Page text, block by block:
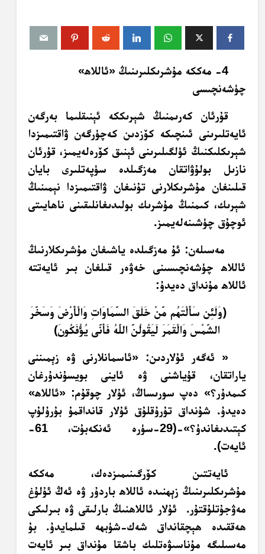
4- مەككە مۇشرىكلىرىنىڭ «ئاللاھ»
چۈشەنچىسى
قۇرئان كەرىمنىڭ شېرىككە ئېنىقلىما بەرگەن
ئايەتلىرىنى ئىنچىكە كۆزدىن كەچۈرگەن ۋاقتىمىزدا
شېرىكلىكنىڭ ئۈلگىلىرىنى ئېنىق كۆرەلەيمىز، قۇرئان
نازىل بولۇۋاتقان مەزگىلدە سۈپەتلىرى بايان
قىلىنغان مۇشرىكلارنى تۇنىغان ۋاقتىمىزدا نېمىنىڭ
شېرىك، كىمنىڭ مۇشرىك بولىدىغانلىقىنى ناھايىتى
ئوچۇق چۈشىنەلەيمىز.
مەسىلەن: ئۇ مەزگىلدە ياشىغان مۇشرىكلارنىڭ
ئاللاھ چۈشەنچىسىنى خەۋەر قىلغان بىر ئايەتتە
ئاللاھ مۇنداق دەيدۇ:
﴿وَلَئِن سَأَلْتَهُم مَّنْ خَلَقَ السَّمَاوَاتِ وَالْأَرْضَ وَسَخَّرَ
الشَّمْسَ وَالْقَمَرَ لَيَقُولُنَّ اللَّهُ فَأَنَّى يُؤْفَكُونَ﴾
« ئەگەر ئۇلاردىن: «ئاسمانلارنى ۋە زېمىننى
ياراتقان، قۇياشنى ۋە ئاينى بويسۇندۇرغان
كىمدۇر؟» دەپ سورىساڭ، ئۇلار چوقۇم: «ئاللاھ»
دەيدۇ. شۇنداق تۇرۇقلۇق ئۇلار قانداقمۇ بۇرۇلۇپ
كېتىدىغاندۇ؟»-(29-سۈرە ئەنكەبۇت، 61-
ئايەت).
ئايەتتىن كۆرگىنىمىزدەك، مەككە
مۇشرىكلىرىنىڭ زېھنىدە ئاللاھ باردۇر ۋە ئەڭ ئۇلۇغ
مەۋجۇتلۇقتۇر. ئۇلار ئاللاھنىڭ بارلىقى ۋە بىرلىكى
ھەققىدە ھېچقانداق شەك-شۈبھە قىلمايدۇ. بۇ
مەسىلىگە مۇناسىۋەتلىك باشقا مۇنداق بىر ئايەت